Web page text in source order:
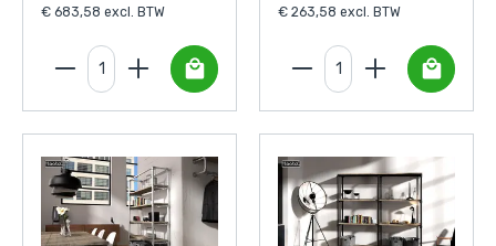
€ 683,58 excl. BTW € 263,58 excl. BTW